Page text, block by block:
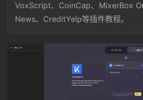
VoxScript、CoinCap、MixerBox
News、CreditYelp等插件教程。